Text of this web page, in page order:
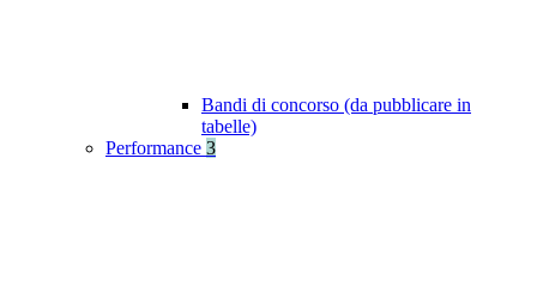
Bandi di concorso (da pubblicare in
tabelle)
Performance 3